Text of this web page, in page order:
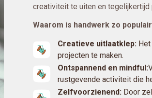
creativiteit te uiten en tegelijkertijd
Waarom is handwerk zo
Creatieve uitlaatklep:
projecten te maken.
Ontspannend en mindful:
rustgevende activiteit die
Zelfvoorzienend: Door